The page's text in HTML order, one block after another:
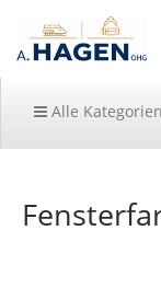
Alle Kategorien